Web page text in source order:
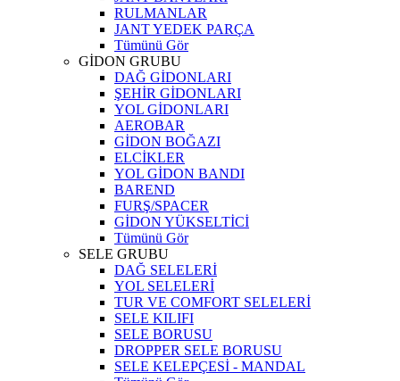
RULMANLAR
JANT YEDEK PARÇA
Tümünü Gör
GİDON GRUBU
DAĞ GİDONLARI
ŞEHİR GİDONLARI
YOL GİDONLARI
AEROBAR
GİDON BOĞAZI
ELCİKLER
YOL GİDON BANDI
BAREND
FURŞ/SPACER
GİDON YÜKSELTİCİ
Tümünü Gör
SELE GRUBU
DAĞ SELELERİ
YOL SELELERİ
TUR VE COMFORT SELELERİ
SELE KILIFI
SELE BORUSU
DROPPER SELE BORUSU
SELE KELEPÇESİ - MANDAL